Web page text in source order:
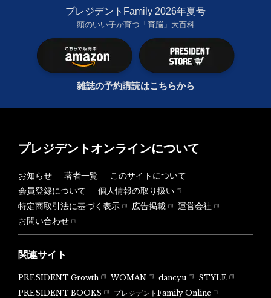
プレジデントFamily 2026年夏号
頭のいい子が育つ「育脳」大百科
雑誌の予約購読はこちらから
プレジデントオンラインについて
お知らせ 著者一覧
このサイトについて
会員登録について
個人情報の取り扱い
特定商取引法に基づく表示
広告掲載
運営会社
お問い合わせ
関連サイト
PRESIDENT Growth WOMAN dancyu
STYLE
PRESIDENT BOOKS
プレジデントFamily Online